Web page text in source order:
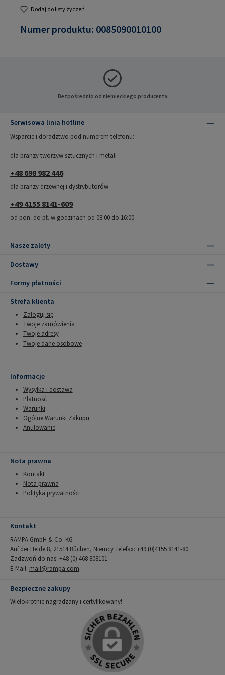
Dodaj do listy życzeń
Numer produktu: 0085090010100
Bezpośrednio od niemieckiego producenta
Serwisowa linia hotline
Wsparcie i doradztwo pod numerem telefonu:
dla branży tworzyw sztucznych i metali
+48 698 982 446
dla branży drzewnej i dystrybutorów
+49 4155 8141-609
od pon. do pt. w godzinach od 08:00 do 16:00
Nasze zalety
Dostawy
Formy płatności
Strefa klienta
Zaloguj się
Twoje zamówienia
Twoje adresy
Twoje dane osobowe
Informacje
Wysyłka i dostawa
Płatność
Warunki
Ogólne Warunki Zakupu
Anulowanie
Nota prawna
Kontakt
Nota prawna
Polityka prywatności
Kontakt
RAMPA GmbH & Co. KG
Auf der Heide 8, 21514 Büchen, Niemcy Telefax: +49 (0)4155 8141-80
Zadzwoń do nas: +48 (0) 468 808101
E-Mail: mail@rampa.com
Bezpieczne zakupy
Wielokrotnie nagradzany i certyfikowany!